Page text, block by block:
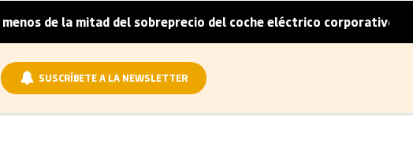
de la mitad del sobreprecio del coche eléctrico corporativo |
SUSCRÍBETE A LA NEWSLETTER